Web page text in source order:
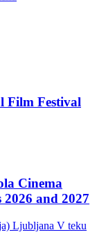
Film Festival
Cinema
and 2027
Ljubljana V teku